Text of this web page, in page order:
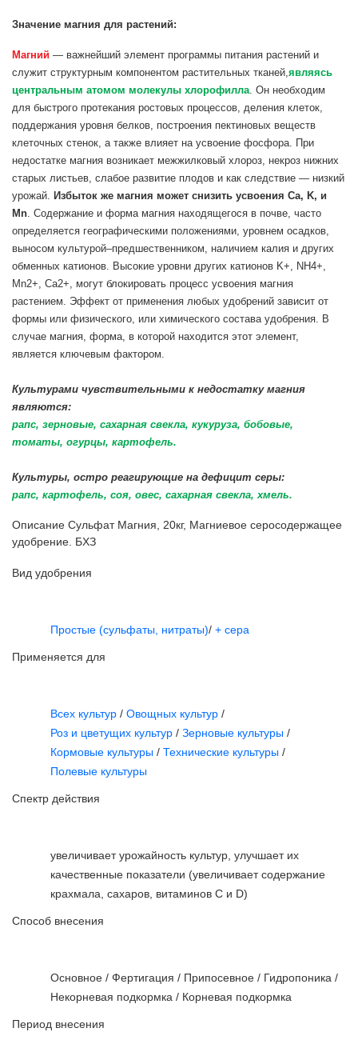
Значение магния для растений:
Магний — важнейший элемент программы питания растений и
служит структурным компонентом растительных тканей,являясь
центральным атомом молекулы хлорофилла. Он необходим
для быстрого протекания ростовых процессов, деления клеток,
поддержания уровня белков, построения пектиновых веществ
клеточных стенок, а также влияет на усвоение фосфора. При
недостатке магния возникает межжилковый хлороз, некроз нижних
старых листьев, слабое развитие плодов и как следствие — низкий
урожай. Избыток же магния может снизить усвоения Ca, K, и
Mn. Содержание и форма магния находящегося в почве, часто
определяется географическими положениями, уровнем осадков,
выносом культурой–предшественником, наличием калия и других
обменных катионов. Высокие уровни других катионов K+, NH4+,
Mn2+, Ca2+, могут блокировать процесс усвоения магния
растением. Эффект от применения любых удобрений зависит от
формы или физического, или химического состава удобрения. В
случае магния, форма, в которой находится этот элемент,
является ключевым фактором.
Культурами чувствительными к недостатку магния
являются:
рапс, зерновые, сахарная свекла, кукуруза, бобовые,
томаты, огурцы, картофель.
Культуры, остро реагирующие на дефицит серы:
рапс, картофель, соя, овес, сахарная свекла, хмель.
Описание Сульфат Магния, 20кг, Магниевое серосодержащее
удобрение. БХЗ
Вид удобрения
Простые (сульфаты, нитраты)/ + сера
Применяется для
Всех культур / Овощных культур /
Роз и цветущих культур / Зерновые культуры /
Кормовые культуры / Технические культуры /
Полевые культуры
Спектр действия
увеличивает урожайность культур, улучшает их
качественные показатели (увеличивает содержание
крахмала, сахаров, витаминов С и D)
Способ внесения
Основное / Фертигация / Припосевное / Гидропоника /
Некорневая подкормка / Корневая подкормка
Период внесения